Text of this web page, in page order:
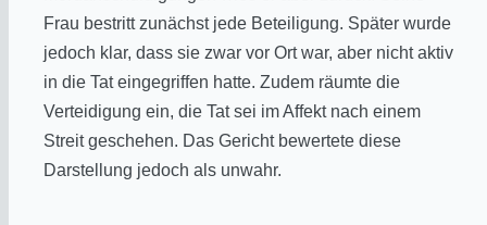
Frau bestritt zunächst jede Beteiligung. Später wurde
jedoch klar, dass sie zwar vor Ort war, aber nicht aktiv
in die Tat eingegriffen hatte. Zudem räumte die
Verteidigung ein, die Tat sei im Affekt nach einem
Streit geschehen. Das Gericht bewertete diese
Darstellung jedoch als unwahr.